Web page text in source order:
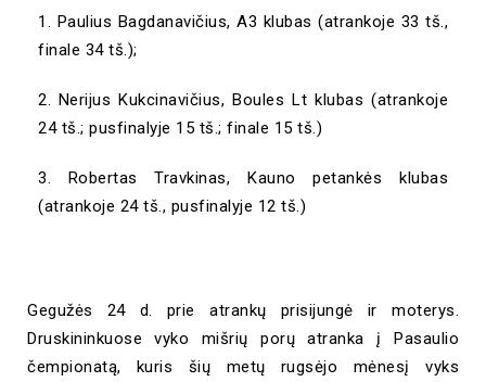
1. Paulius Bagdanavičius, A3 klubas (atrankoje 33 tš.,
finale 34 tš.);
2. Nerijus Kukcinavičius, Boules Lt klubas (atrankoje
24 tš.; pusfinalyje 15 tš.; finale 15 tš.)
3. Robertas Travkinas, Kauno petankės klubas
(atrankoje 24 tš., pusfinalyje 12 tš.)
Gegužės 24 d. prie atrankų prisijungė ir moterys.
Druskininkuose vyko mišrių porų atranka į Pasaulio
čempionatą, kuris šių metų rugsėjo mėnesį vyks